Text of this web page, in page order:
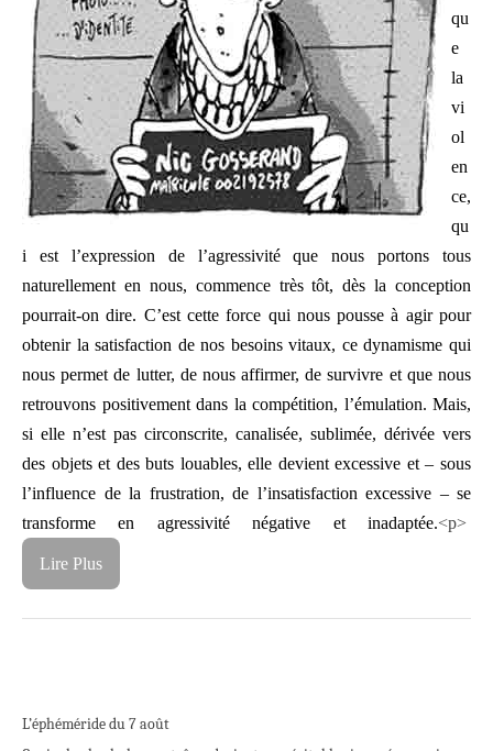
qu
e
la
vi
ol
en
ce,
qu
i est l’expression de l’agressivité que nous portons tous
naturellement en nous, commence très tôt, dès la conception
pourrait-on dire. C’est cette force qui nous pousse à agir pour
obtenir la satisfaction de nos besoins vitaux, ce dynamisme qui
nous permet de lutter, de nous affirmer, de survivre et que nous
retrouvons positivement dans la compétition, l’émulation. Mais,
si elle n’est pas circonscrite, canalisée, sublimée, dérivée vers
des objets et des buts louables, elle devient excessive et – sous
l’influence de la frustration, de l’insatisfaction excessive – se
transforme en agressivité négative et inadaptée.<p>
Lire Plus
L’éphéméride du 7 août